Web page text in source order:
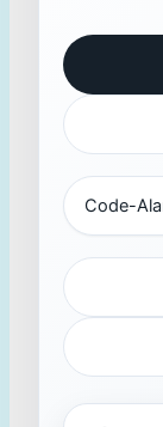
Code-